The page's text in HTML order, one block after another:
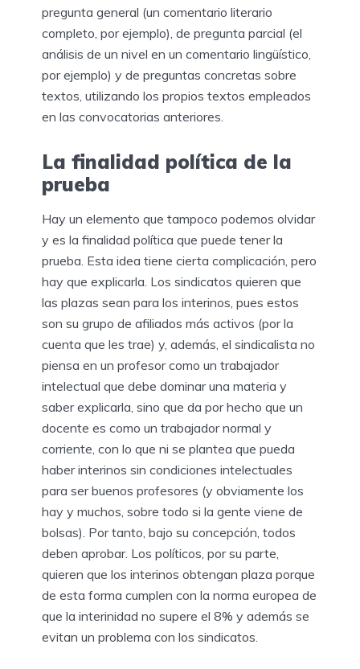
pregunta general (un comentario literario
completo, por ejemplo), de pregunta parcial (el
análisis de un nivel en un comentario lingüístico,
por ejemplo) y de preguntas concretas sobre
textos, utilizando los propios textos empleados
en las convocatorias anteriores.
La finalidad política de la
prueba
Hay un elemento que tampoco podemos olvidar
y es la finalidad política que puede tener la
prueba. Esta idea tiene cierta complicación, pero
hay que explicarla. Los sindicatos quieren que
las plazas sean para los interinos, pues estos
son su grupo de afiliados más activos (por la
cuenta que les trae) y, además, el sindicalista no
piensa en un profesor como un trabajador
intelectual que debe dominar una materia y
saber explicarla, sino que da por hecho que un
docente es como un trabajador normal y
corriente, con lo que ni se plantea que pueda
haber interinos sin condiciones intelectuales
para ser buenos profesores (y obviamente los
hay y muchos, sobre todo si la gente viene de
bolsas). Por tanto, bajo su concepción, todos
deben aprobar. Los políticos, por su parte,
quieren que los interinos obtengan plaza porque
de esta forma cumplen con la norma europea de
que la interinidad no supere el 8% y además se
evitan un problema con los sindicatos.